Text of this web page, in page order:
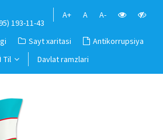
193-11-43
A+ A A-
Sayt xaritasi
Antikorrupsiya
Til
Davlat ramzlari